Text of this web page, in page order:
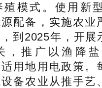
殖模式。使用新
配备，实施农业
到2025年，开展
，推广以渔降盐
适用地用电政策。
备农业从推手艺